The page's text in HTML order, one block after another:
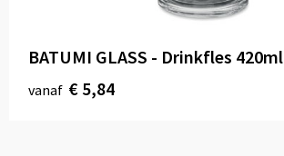
BATUMI GLASS - Drinkfles 420ml
vanaf € 5,84